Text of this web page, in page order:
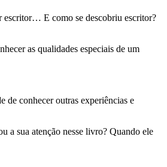
escritor… E como se descobriu escritor?
as qualidades especiais de um
de conhecer outras experiências e
a sua atenção nesse livro? Quando ele